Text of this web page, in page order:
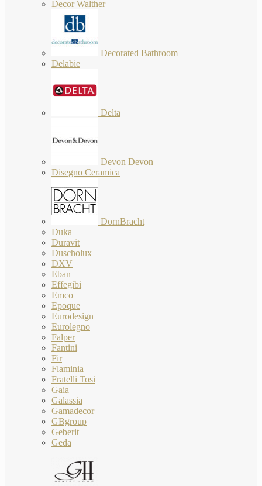
Decor Walther
Decorated Bathroom
Delabie
Delta
Devon Devon
Disegno Ceramica
DornBracht
Duka
Duravit
Duscholux
DXV
Eban
Effegibi
Emco
Epoque
Eurodesign
Eurolegno
Falper
Fantini
Fir
Flaminia
Fratelli Tosi
Gaia
Galassia
Gamadecor
GBgroup
Geberit
Geda